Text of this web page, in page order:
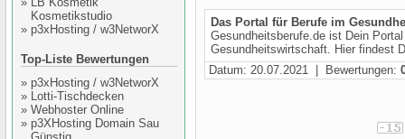
Kosmetikstudio
» p3xHosting / w3NetworX
Top-Liste Bewertungen
» p3xHosting / w3NetworX
» Lotti-Tischdecken
» Webhoster Online
» p3XHosting Domain Sau
Das Portal für Berufe im
Gesundheitsberufe.de ist Dein
Gesundheitswirtschaft. Hier findest
Datum: 20.07.2021 | Bewertungen: